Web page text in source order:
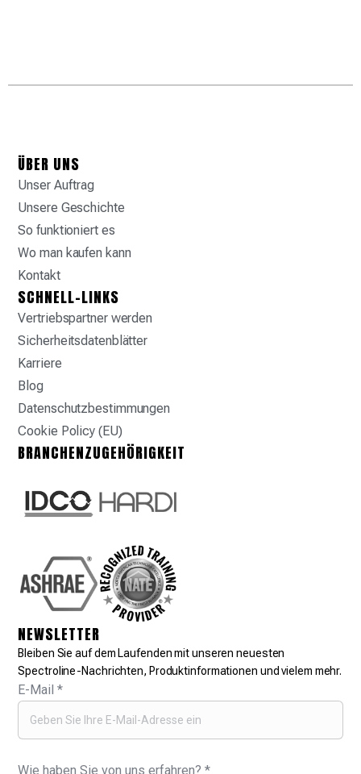
ÜBER UNS
Unser Auftrag
Unsere Geschichte
So funktioniert es
Wo man kaufen kann
Kontakt
SCHNELL-LINKS
Vertriebspartner werden
Sicherheitsdatenblätter
Karriere
Blog
Datenschutzbestimmungen
Cookie Policy (EU)
BRANCHENZUGEHÖRIGKEIT
NEWSLETTER
Bleiben Sie auf dem Laufenden mit unseren neuesten
Spectroline-Nachrichten, Produktinformationen und vielem mehr.
E-Mail*
Wie haben Sie von uns erfahren?*